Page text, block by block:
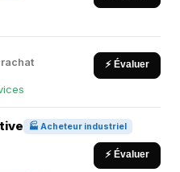
rachat ⚡ Évaluer
🏭 Acheteur industriel
⚡ Évaluer